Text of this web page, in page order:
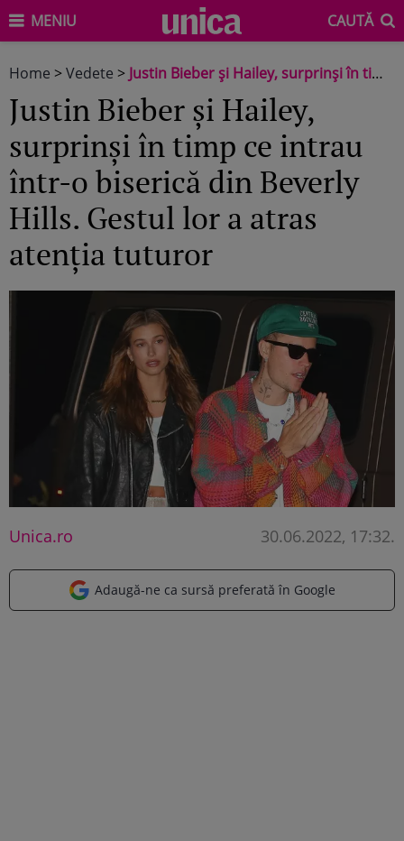
MENIU CAUTĂ
Home >Vedete > Justin Bieber și Hailey, surprinși în timp ce intrau într-o biserică din Beverly Hills. Gestul lor a atras atenția tuturor
Justin Bieber și Hailey,
surprinși în timp ce intrau
într-o biserică din Beverly
Hills. Gestul lor a atras
atenția tuturor
Unica.ro 30.06.2022, 17:32.
Adaugă-ne ca sursă preferată în Google